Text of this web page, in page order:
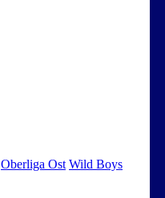
Oberliga Ost Wild Boys